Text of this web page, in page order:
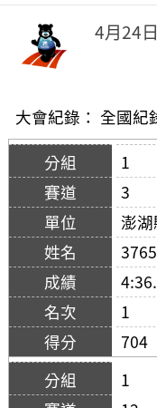
4月24
大會紀錄： 全國紀
1
3
澎
1
704
1